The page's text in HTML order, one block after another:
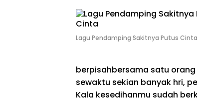
Lagu Pendamping Sakitnya Putus Cinta
berpisahbersama satu orang
sewaktu sekian banyak hri,
Kala kesedihanmu sudah